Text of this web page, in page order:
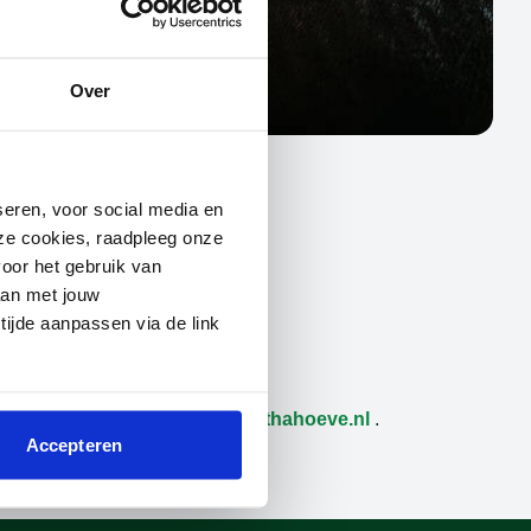
Over
voor social media en
cookies, raadpleeg onze
het gebruik van
met jouw
aanpassen via de link
Accepteren
info@margarethahoeve.nl .